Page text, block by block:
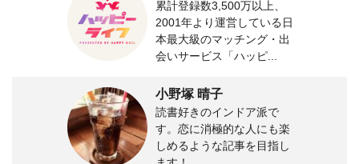
累計登録数3,500万以上、
2001年より運営している日
本最大級のマッチング・出
会いサービス「ハッピ...
小野塚 晴子
読書好きのインドア派で
す。恋に消極的な人にも楽
しめるような記事を目指し